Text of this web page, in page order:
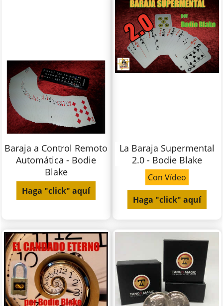
Baraja a Control Remoto
Automática - Bodie
Blake
Haga "click" aquí
La Baraja Supermental
2.0 - Bodie Blake
Con Vídeo
Haga "click" aquí